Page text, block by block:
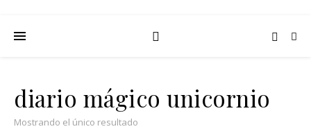
diario mágico unicornio
Mostrando el único resultado